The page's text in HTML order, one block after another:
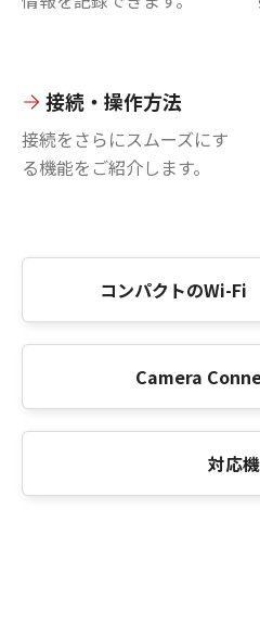
接続・操作方法
接続をさらにスムーズにす
る機能をご紹介します。
コンパクトのWi-
Camera
対応